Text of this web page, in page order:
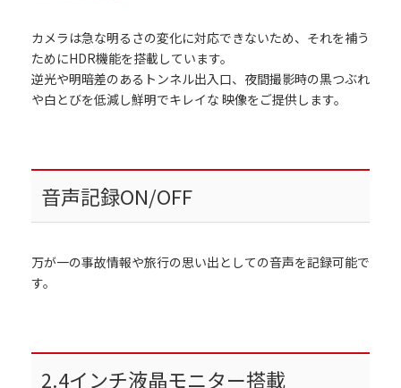
カメラは急な明るさの変化に対応できないため、それを補う
ためにHDR機能を搭載しています。
逆光や明暗差のあるトンネル出入口、夜間撮影時の黒つぶれ
や白とびを低減し鮮明でキレイな 映像をご提供します。
音声記録ON/OFF
万が一の事故情報や旅行の思い出としての音声を記録可能で
す。
2.4インチ液晶モニター搭載